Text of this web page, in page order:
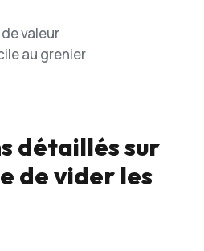
valeur
au grenier
détaillés sur
de vider les